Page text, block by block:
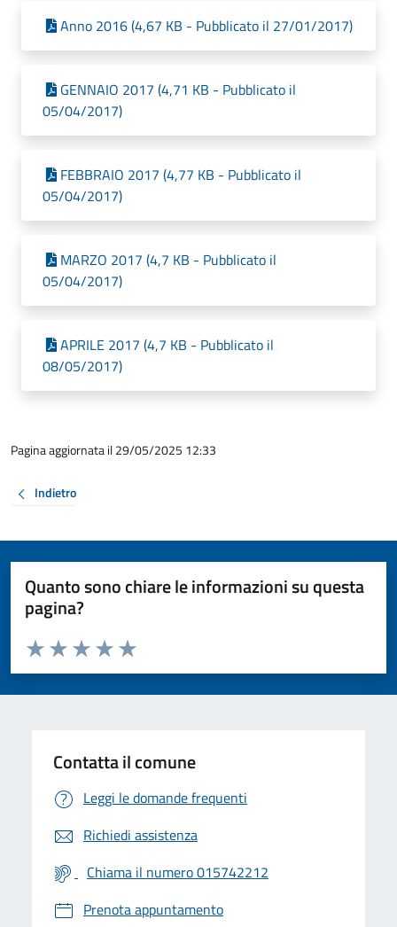
Anno 2016 (4,67 KB - Pubblicato il 27/01/2017)
GENNAIO 2017 (4,71 KB - Pubblicato il
05/04/2017)
FEBBRAIO 2017 (4,77 KB - Pubblicato il
05/04/2017)
MARZO 2017 (4,7 KB - Pubblicato il
05/04/2017)
APRILE 2017 (4,7 KB - Pubblicato il
08/05/2017)
Pagina aggiornata il 29/05/2025 12:33
Indietro
Quanto sono chiare le informazioni su questa
pagina?
Valuta da 1 a 5 stelle la pagina
Valuta 5 stelle su 5
Valuta 4 stelle su 5
Valuta 3 stelle su 5
Valuta 2 stelle su 5
Valuta 1 stelle su 5
Contatta il comune
Leggi le domande frequenti
Richiedi assistenza
Chiama il numero 015742212
Prenota appuntamento